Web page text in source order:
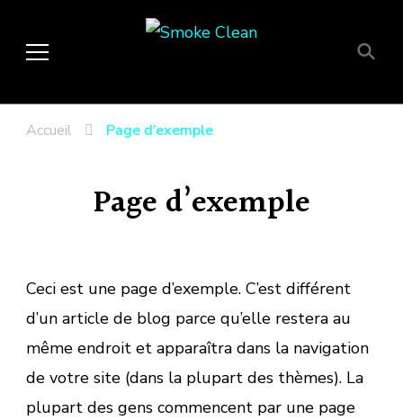
Smoke Clean
Accueil Page d’exemple
Page d’exemple
Ceci est une page d’exemple. C’est différent
d’un article de blog parce qu’elle restera au
même endroit et apparaîtra dans la navigation
de votre site (dans la plupart des thèmes). La
plupart des gens commencent par une page